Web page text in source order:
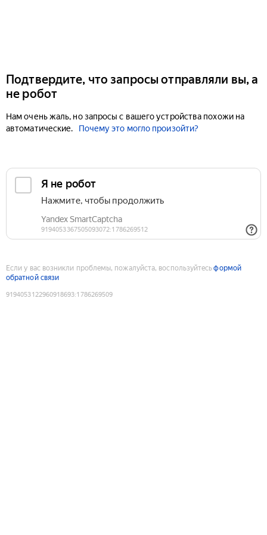
Подтвердите, что запросы отправляли вы, а
не робот
Нам очень жаль, но запросы с вашего устройства похожи на
автоматические.
Почему это могло произойти?
Если у вас возникли проблемы, пожалуйста, воспользуйтесьформой
обратной связи
9194053122960918693:1786269509